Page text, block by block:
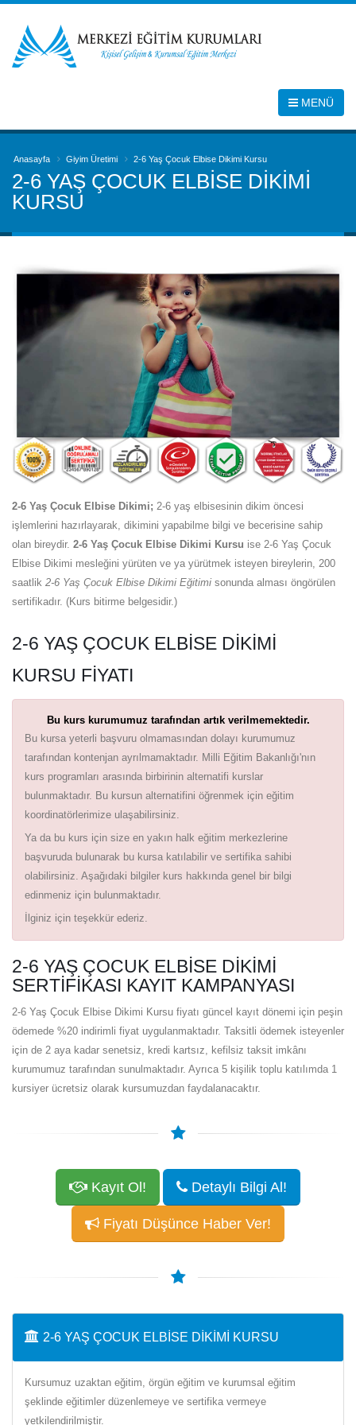
MENÜ
Anasayfa Giyim Üretimi 2-6 Yaş Çocuk Elbise Dikimi Kursu
2-6 YAŞ ÇOCUK ELBISE DIKIMI
KURSU
2-6 Yaş Çocuk Elbise Dikimi; 2-6 yaş elbisesinin dikim öncesi
işlemlerini hazırlayarak, dikimini yapabilme bilgi ve becerisine sahip
olan bireydir. 2-6 Yaş Çocuk Elbise Dikimi Kursu ise 2-6 Yaş Çocuk
Elbise Dikimi mesleğini yürüten ve ya yürütmek isteyen bireylerin, 200
saatlik 2-6 Yaş Çocuk Elbise Dikimi Eğitimi sonunda alması öngörülen
sertifikadır. (Kurs bitirme belgesidir.)
2-6 YAŞ ÇOCUK ELBISE DIKIMI
KURSU FIYATI
Bu kurs kurumumuz tarafından artık verilmemektedir.
Bu kursa yeterli başvuru olmamasından dolayı kurumumuz
tarafından kontenjan ayrılmamaktadır. Milli Eğitim Bakanlığı'nın
kurs programları arasında birbirinin alternatifi kurslar
bulunmaktadır. Bu kursun alternatifini öğrenmek için eğitim
koordinatörlerimize ulaşabilirsiniz.
Ya da bu kurs için size en yakın halk eğitim merkezlerine
başvuruda bulunarak bu kursa katılabilir ve sertifika sahibi
olabilirsiniz. Aşağıdaki bilgiler kurs hakkında genel bir bilgi
edinmeniz için bulunmaktadır.
İlginiz için teşekkür ederiz.
2-6 YAŞ ÇOCUK ELBISE DIKIMI
SERTIFIKASI KAYIT KAMPANYASI
2-6 Yaş Çocuk Elbise Dikimi Kursu fiyatı güncel kayıt dönemi için peşin
ödemede %20 indirimli fiyat uygulanmaktadır. Taksitli ödemek isteyenler
için de 2 aya kadar senetsiz, kredi kartsız, kefilsiz taksit imkânı
kurumumuz tarafından sunulmaktadır. Ayrıca 5 kişilik toplu katılımda 1
kursiyer ücretsiz olarak kursumuzdan faydalanacaktır.
Kayıt Ol! Detaylı Bilgi Al!
Fiyatı Düşünce Haber Ver!
2-6 YAŞ ÇOCUK ELBISE DIKIMI KURSU
Kursumuz uzaktan eğitim, örgün eğitim ve kurumsal eğitim
şeklinde eğitimler düzenlemeye ve sertifika vermeye
yetkilendirilmiştir.